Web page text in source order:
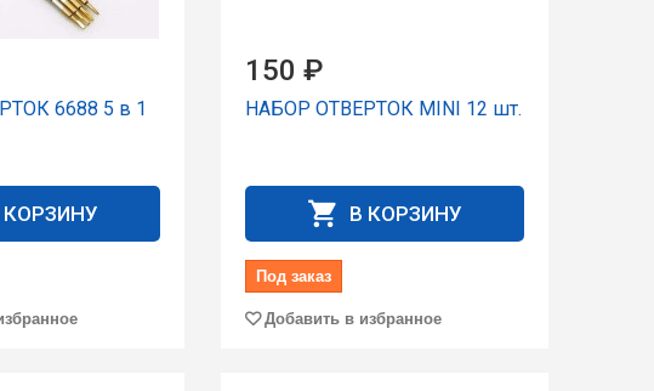
6688 5 в 1
КОРЗИНУ
150 ₽
НАБОР ОТВЕРТОК MINI 12 шт.
В КОРЗИНУ
Под заказ
Добавить в избранное